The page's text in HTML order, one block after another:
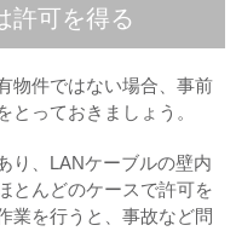
許可を得る
物件ではない場合、事前
っておきましょう。
り、LANケーブルの壁内
とんどのケースで許可を
業を行うと、事故など問